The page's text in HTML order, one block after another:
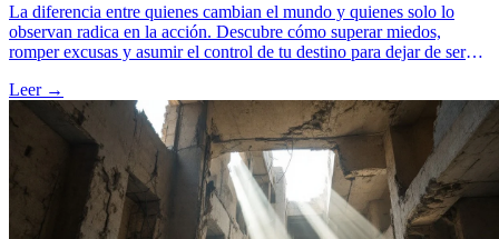
La diferencia entre quienes cambian el mundo y quienes solo lo
observan radica en la acción. Descubre cómo superar miedos,
romper excusas y asumir el control de tu destino para dejar de ser
Leer →